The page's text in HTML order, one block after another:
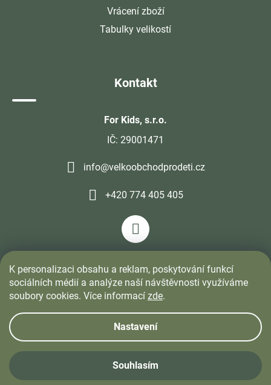
K personalizaci obsahu a reklam, poskytování funkcí
sociálních médií a analýze naší návštěvnosti využíváme
soubory cookies. Více informací zde.
Nastavení
Souhlasím
Vrácení zboží
Tabulky velikostí
Kontakt
For Kids, s.r.o.
IČ: 29001471
info@velkoobchodprodeti.cz
+420 774 405 405
FOR KIDS . Všechna práva vyhrazena.
nastavení cookies